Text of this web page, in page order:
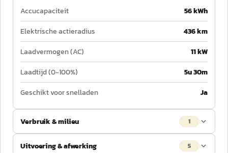
Accucapaciteit
56 kWh
Elektrische actieradius
436 km
Laadvermogen (AC)
11 kW
Laadtijd (0-100%)
5u 30m
Geschikt voor snelladen
Ja
Verbruik & milieu 1
Uitvoering & afwerking 5